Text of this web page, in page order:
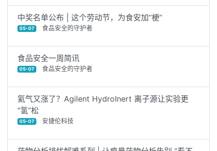
中奖名单公布 | 这个劳动节，为食安加“梗”
05-07 食品安全的守护者
食品安全一周简讯
05-07 食品安全的守护者
氦气又涨了？Agilent HydroInert 离子源让实验更
“氢”松
05-07 安捷伦科技